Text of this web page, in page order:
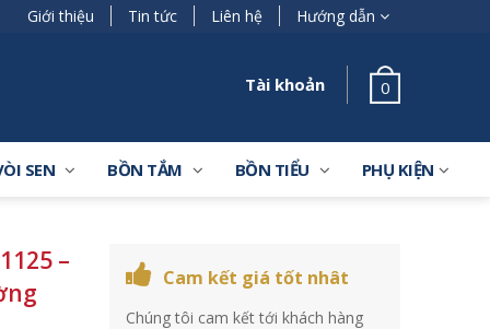
Giới thiệu Tin tức Liên hệ Hướng dẫn
Tài khoản 0
SEN BỒN TẮM BỒN TIỂU PHỤ KIỆN
–
Cam kết giá tốt nhât
Chúng tôi cam kết tới khách hàng